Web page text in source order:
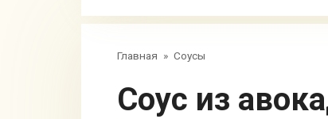
Главная » Соусы
Соус из